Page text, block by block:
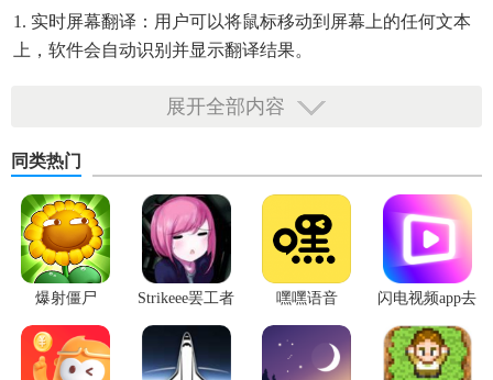
1. 实时屏幕翻译：用户可以将鼠标移动到屏幕上的任何文本
上，软件会自动识别并显示翻译结果。
2. 多语言支持：支持多种语言的互译，包括但不限于英语、
3. 屏幕取词：通过快捷键可以快速获取屏幕上的单词或短语
的翻译。
4. 截图翻译：用户可以截取屏幕上的任意区域，并获取该区
域的翻译结果。
件中自动进行翻译。
展开全部内容
同类热门
爆射僵尸 Strikeee罢工者 嘿嘿语音
闪电视频app去
广告版